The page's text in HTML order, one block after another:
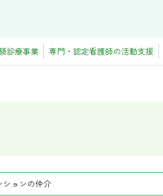
診療事業 専門・認定看護師の活動支援
ションの仲介